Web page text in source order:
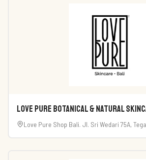
LOVE PURE botanical & natural
Love Pure Shop Bali. Jl. Sri Wedari 75A,